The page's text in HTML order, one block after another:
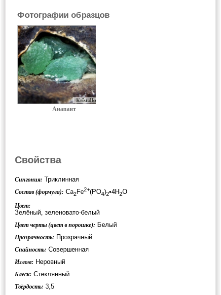
Фотографии образцов
Анапаит
Свойства
Сингония: Триклинная
Состав (формула): Ca2Fe2+(PO4)2•4H2O
Цвет:
Зелёный, зеленовато-белый
Цвет черты (цвет в порошке): Белый
Прозрачность: Прозрачный
Спайность: Совершенная
Излом: Неровный
Блеск: Стеклянный
Твёрдость: 3,5